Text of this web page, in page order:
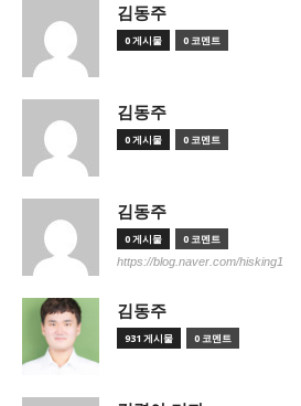
김동주
0 게시물 0 코멘트
김동주
0 게시물 0 코멘트
김동주
0 게시물 0 코멘트
https://blog.naver.com/hisking1
김동주
931 게시물 0 코멘트